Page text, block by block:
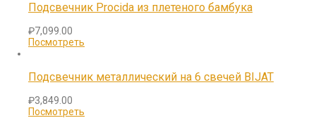
Подсвечник Procida из плетеного бамбука
₽7,099.00
Посмотреть
Подсвечник металлический на 6 свечей BIJAT
₽3,849.00
Посмотреть